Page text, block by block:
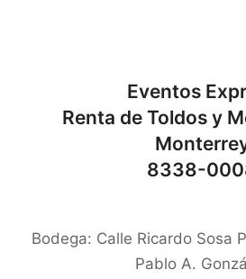
Eventos
Renta de Toldos y
8338-
Bodega: Calle Ricardo Sosa
Pablo A.